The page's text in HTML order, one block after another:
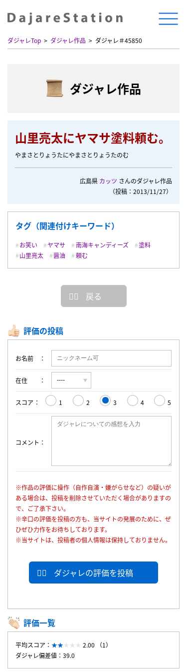
ダジャレTop ダジャレ作品 ダジャレ＃45850
ダジャレ作品
山里亮太にヤマサ塗料頼む。
やまさとりょうたにやまさとりょうたのむ
広島県 カッツ さんのダジャレ作品
（投稿：2013/11/27）
タグ（関連付けキーワード）
お笑い ヤマサ 南海キャンディーズ
塗料
山里亮太
醤油 頼む
戻る
評価の投稿
お名前
在住
スコア 1 2 3 4 5
コメント
※作品の評価に操作（自作自演・嫌がらせなど）の疑いが
ある場合は、投稿を削除させていただく場合がありますの
で、ご了承下さい。
※辛口の評価を投稿の方も、当サイトの発展のために、ぜ
ひぜひ力作をお待ちしております。
※当サイトは、投稿者の個人情報は保持しておりません。
ダジャレの評価を投稿
評価一覧
平均スコア：
2.00 （1）
ダジャレ偏差値：39.0